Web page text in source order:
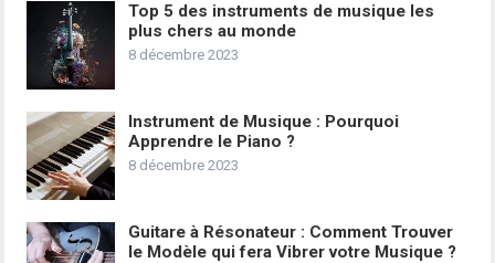
Top 5 des instruments de musique les
plus chers au monde
8 décembre 2023
Instrument de Musique : Pourquoi
Apprendre le Piano ?
8 décembre 2023
Guitare à Résonateur : Comment Trouver
le Modèle qui fera Vibrer votre Musique ?